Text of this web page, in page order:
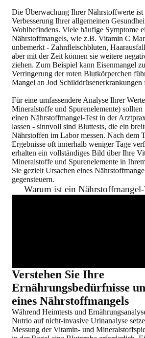
Die Überwachung Ihrer Nährstoffwerte ist
Verbesserung Ihrer allgemeinen
Wohlbefindens. Viele häufige Symptome
Nährstoffmangels, wie z.B. Vitamin C
unbemerkt - Zahnfleischbluten,
aber mit der Zeit können sie weitere
ziehen. Zum Beispiel kann Eisenmangel
Verringerung der roten Blutkörperchen
Mangel an Jod Schilddrüsenerkrankungen
Für eine umfassendere Analyse Ihrer
Mineralstoffe und Spurenelemente)
einen Nährstoffmangel-Test in der
lassen - sinnvoll sind Bluttests, die ein
Nährstoffen im Labor messen. Nach dem
Ergebnisse oft innerhalb weniger Tage
erhalten ein vollständiges Bild über Ihre
Mineralstoffe und Spurenelemente in
Sie gezielt Ursachen eines
gegensteuern.
Warum ist ein
Verstehen Sie Ihre
Ernährungsbedürfnisse
eines Nährstoffmangels
Während Heimtests und
Nutrio aufnicht-invasive Urinanalyse
Messung derVitamin- und